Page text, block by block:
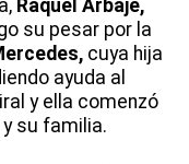
Raquel Arbaje,
su pesar por la
cuya hija
ayuda al
y ella comenzó
su familia.